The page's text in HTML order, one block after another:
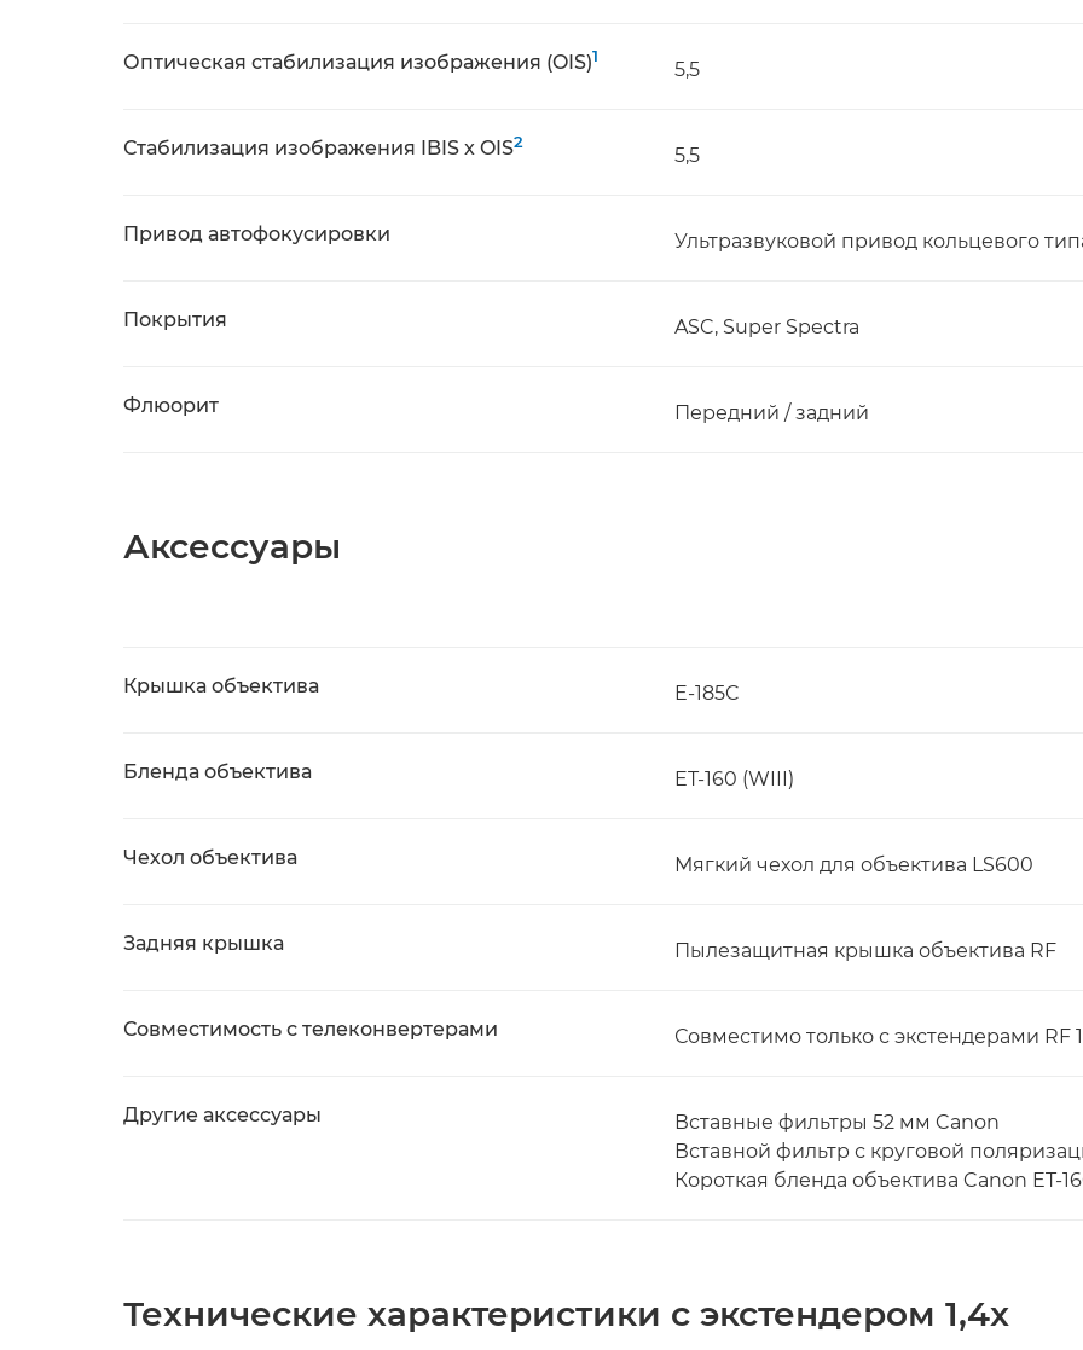
Оптическая стабилизация изображения (OIS)1
5,5
Стабилизация изображения IBIS x OIS2
5,5
Привод автофокусировки Ультразвуковой привод кольцевого
Покрытия ASC, Super Spectra
Флюорит Передний / задний
Аксессуары
Крышка объектива E-185C
Бленда объектива ET-160 (WIII)
Чехол объектива Мягкий чехол для объектива LS600
Задняя крышка Пылезащитная крышка объектива RF
Совместимость с телеконвертерами Совместимо только с экстендерами RF
Другие аксессуары
Вставные фильтры 52 мм Canon
Вставной фильтр с круговой
Короткая бленда объектива Canon ET-
Технические характеристики с экстендером 1,4x